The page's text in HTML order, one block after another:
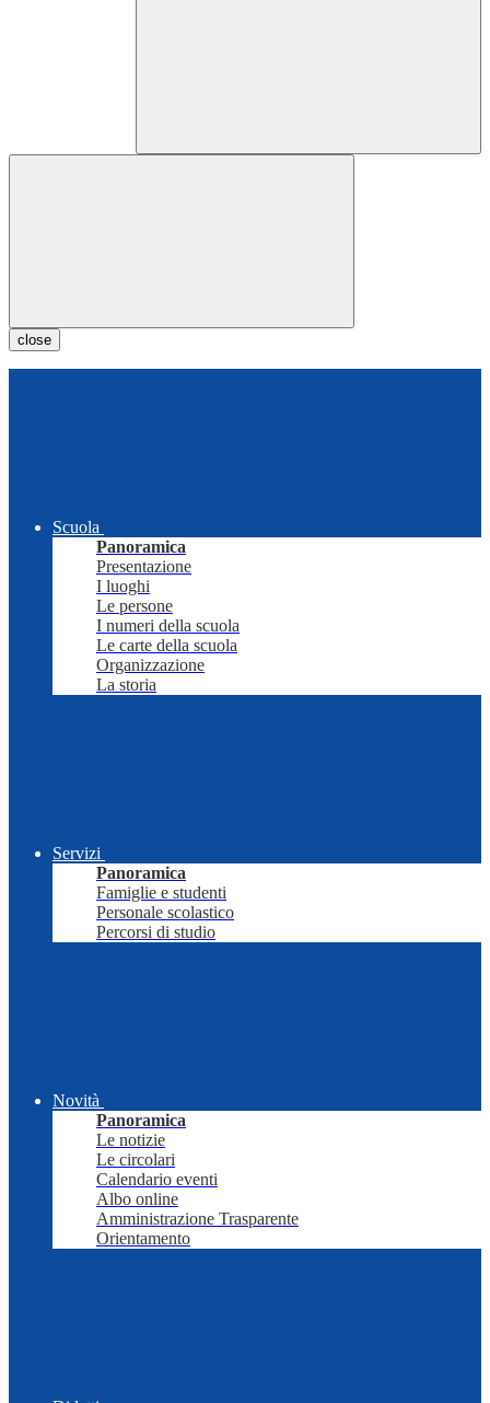
close
Scuola
Panoramica
Presentazione
I luoghi
Le persone
I numeri della scuola
Le carte della scuola
Organizzazione
La storia
Servizi
Panoramica
Famiglie e studenti
Personale scolastico
Percorsi di studio
Novità
Panoramica
Le notizie
Le circolari
Calendario eventi
Albo online
Amministrazione Trasparente
Orientamento